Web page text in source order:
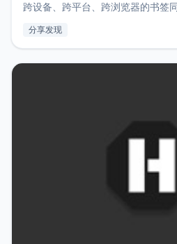
跨设备、跨平台、跨浏览器的书签
用，让管理更高效。ZMark官网地址
分享发现